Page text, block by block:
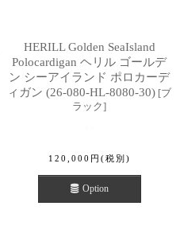
HERILL Golden SeaIsland
Polocardigan ヘリル ゴールデ
ン シーアイランド ポロカーデ
ィガン (26-080-HL-8080-30) [ブ
ラック]
120,000 円 (税別)
Option